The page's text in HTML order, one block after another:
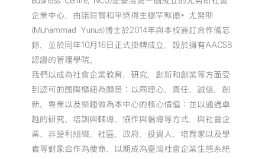
企業中心，由諾貝爾和平獎得主穆罕默德•尤努斯
(Muhammad Yunus)博士於2014年與本校簽訂合作備忘
錄，並於同年10月16日正式掛牌成立，設於擁有AACSB
認證的管理學院。
我們以成為社會企業教育、研究、創新和創業等方面受
到認可的國際樞紐為願景；以同理心、責任、誠信、創
新、專業以及樂趣做為本中心的核心價值；並以通過卓
越的研究、培訓與輔導、協作與倡導等方式，與社會企
業、非營利組織、社區、政府、投資人、培育家以及學
者等對象合作為使命，以期成為臺灣社會企業生態系統